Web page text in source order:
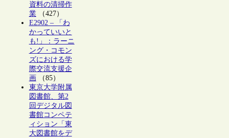
資料の清掃作
業（427）
E2902 – 「わ
かっていいと
も!」：ラーニ
ング・コモン
ズにおける学
際交流支援企
画 （85）
東京大学附属
図書館、第2
回デジタル図
書館コンペテ
ィション「東
大図書館をデ